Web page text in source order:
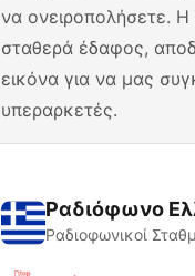
να ονειροπολήσετε. Η
σταθερά έδαφος,
εικόνα για να μας
υπεραρκετές.
Ραδιόφωνο
Ραδιοφωνικοί